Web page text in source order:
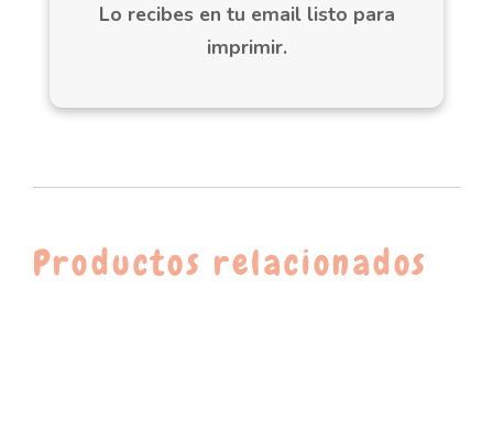
Lo recibes en tu email listo para
imprimir.
Productos relacionados